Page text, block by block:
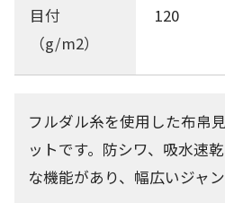
目付
（g/m2）
120
フルダル糸を使用した布帛
ットです。防シワ、吸水速
な機能があり、幅広いジャ